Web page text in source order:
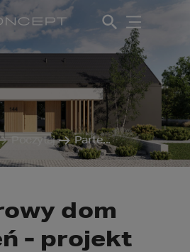
Poczytaj Parte...
dom
- projekt